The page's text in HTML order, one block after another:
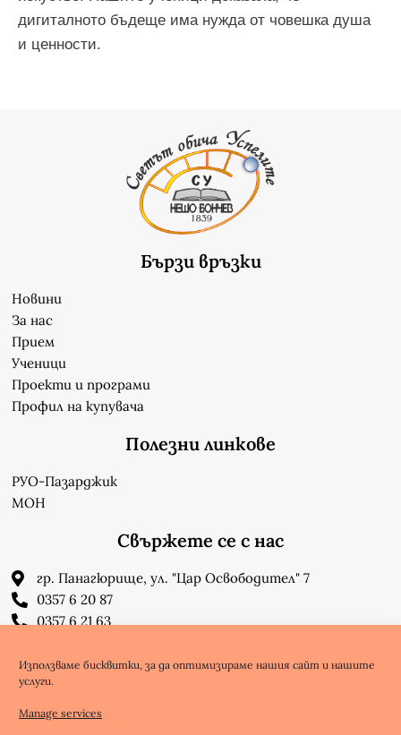
Използваме бисквитки, за да оптимизираме нашия сайт и нашите
услуги.
Manage services
дигиталното бъдеще има нужда от човешка душа
и ценности.
Бързи връзки
Новини
За нас
Прием
Ученици
Проекти и програми
Профил на купувача
Полезни линкове
РУО-Пазарджик
МОН
Свържете се с нас
гр. Панагюрище, ул. "Цар Освободител" 7
0357 6 20 87
0357 6 21 63
info-1302623@edu.mon.bg
Facebook
Youtube